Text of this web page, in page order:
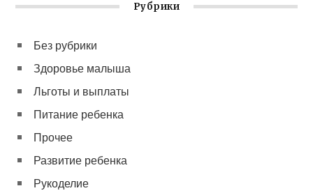
Рубрики
Без рубрики
Здоровье малыша
Льготы и выплаты
Питание ребенка
Прочее
Развитие ребенка
Рукоделие